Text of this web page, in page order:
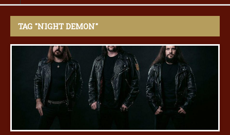
TAG "NIGHT DEMON"